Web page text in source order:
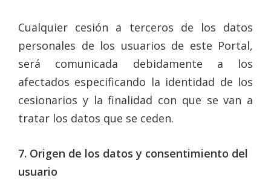
Cualquier cesión a terceros de los datos
personales de los usuarios de este Portal,
será comunicada debidamente a los
afectados especificando la identidad de los
cesionarios y la finalidad con que se van a
tratar los datos que se ceden.
7. Origen de los datos y consentimiento del
usuario